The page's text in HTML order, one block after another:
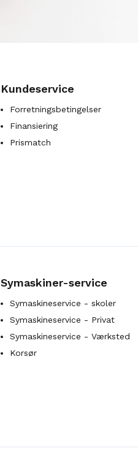
Kundeservice
Forretningsbetingelser
Finansiering
Prismatch
Symaskiner-service
Symaskineservice - skoler
Symaskineservice - Privat
Symaskineservice - Værksted
Korsør